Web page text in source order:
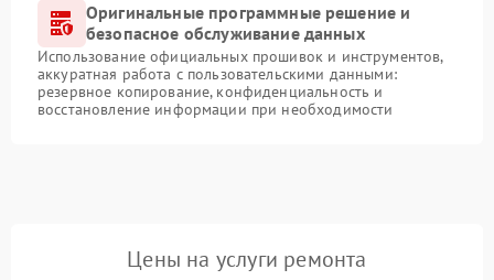
Оригинальные программные решение и
безопасное обслуживание данных
Использование официальных прошивок и инструментов,
аккуратная работа с пользовательскими данными:
резервное копирование, конфиденциальность и
восстановление информации при необходимости
Цены на услуги ремонта